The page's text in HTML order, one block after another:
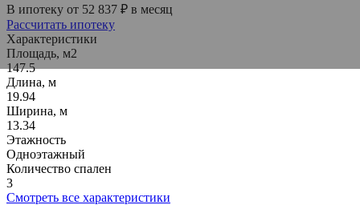
В ипотеку от 52 837 ₽ в месяц
Рассчитать ипотеку
Характеристики
Площадь, м2
147.5
Длина, м
19.94
Ширина, м
13.34
Этажность
Одноэтажный
Количество спален
3
Смотреть все характеристики